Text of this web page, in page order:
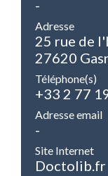
-
Adresse
25 rue de
27620
Téléphone(s)
+33 2 77
Adresse email
-
Site Internet
Doctolib.fr